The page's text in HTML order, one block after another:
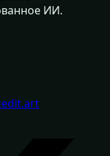
ИИ.